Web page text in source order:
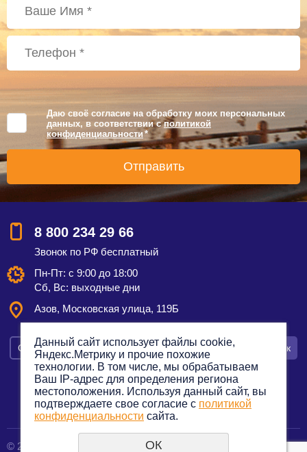
Даю своё согласие на обработку моих персональных
данных, в соответствии сполитикой
конфиденциальности *
8 800 234 29 66
Звонок по РФ бесплатный
Пн-Пт: с 9:00 до 18:00
Сб, Вс: выходные дни
Азов, Московская улица, 119Б
Смотреть на карте Оставить заявку Заказать звонок
Политика конфиденциальности
© 2012—2023. Все права защищены.
Данный сайт использует файлы cookie,
Яндекс.Метрику и прочие похожие
технологии. В том числе, мы обрабатываем
Ваш IP-адрес для определения региона
местоположения. Используя данный сайт, вы
подтверждаете свое согласие с политикой
конфиденциальности сайта.
ОК